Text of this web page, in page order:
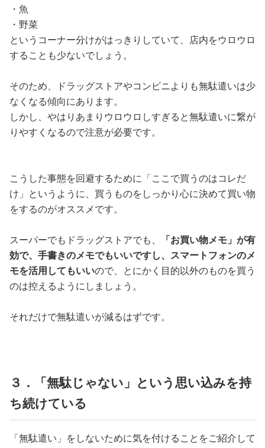
・魚
・野菜
というコーナー分けがはっきりしていて、店内をウロウロ
することも少ないでしょう。
そのため、ドラッグストアやコンビニよりも無駄遣いは少
なくなる傾向にあります。
しかし、やはりあまりウロウロしすぎると無駄遣いに繋が
りやすくなるので注意が必要です。
こうした事態を回避するために「ここで買うのはコレだ
け」というように、買うものをしっかり心に決めて買い物
をするのがオススメです。
スーパーでもドラッグストアでも、
「お買い物メモ」が有
効で、手書きのメモでもいいですし、スマートフォンのメ
モを活用してもいいので、とにかく目的以外のものを買う
のは控えるようにしましょう。
それだけで無駄遣いが減るはずです。
３．「無駄じゃない」という思い込みを持
ち続けている
「無駄遣い」をしないために気を付けることをご紹介して